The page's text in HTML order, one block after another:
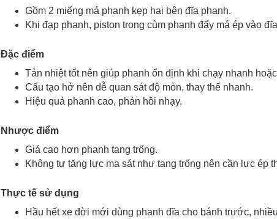
Gồm 2 miếng má phanh kẹp hai bên đĩa phanh.
Khi đạp phanh, piston trong cùm phanh đẩy má ép vào
Đặc điểm
Tản nhiệt tốt nên giúp phanh ổn định khi chạy nhanh
Cấu tạo hở nên dễ quan sát độ mòn, thay thế nhanh.
Hiệu quả phanh cao, phản hồi nhạy.
Nhược điểm
Giá cao hơn phanh tang trống.
Không tự tăng lực ma sát như tang trống nên cần lực ép
Thực tế sử dụng
Hầu hết xe đời mới dùng phanh đĩa cho bánh trước,